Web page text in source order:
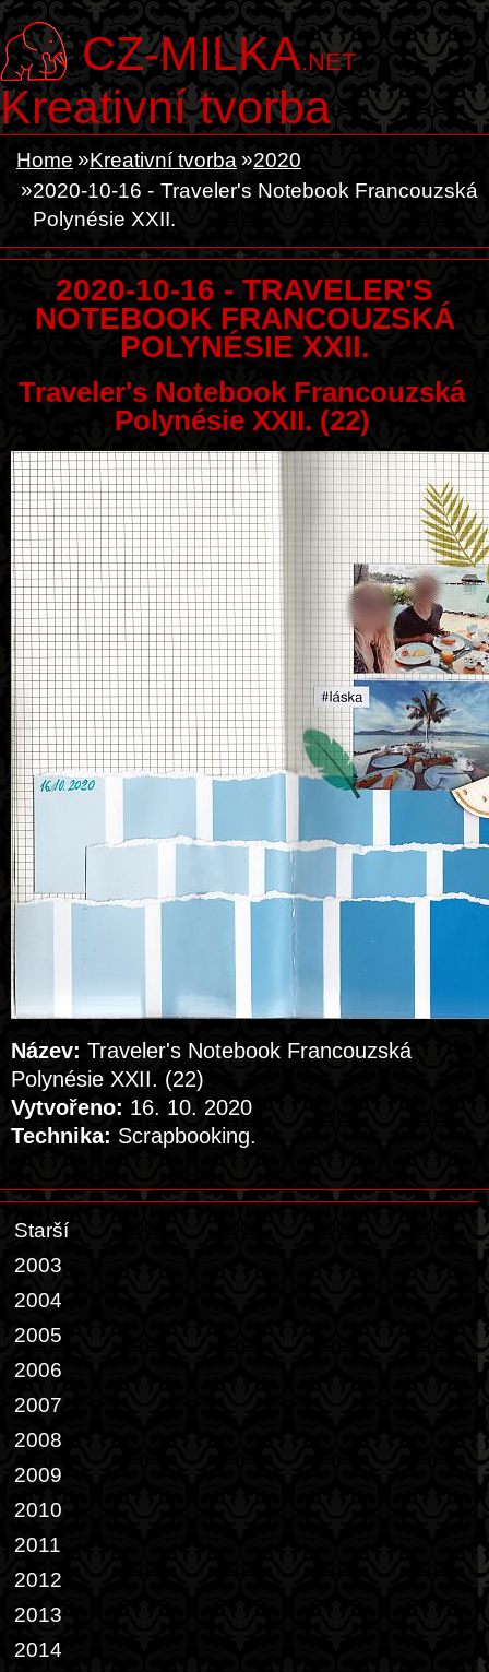
CZ-MILKA.NET
Kreativní tvorba
Home Kreativní tvorba
2020
2020-10-16 - Traveler's Notebook Francouzská
Polynésie XXII.
2020-10-16 - TRAVELER'S
NOTEBOOK FRANCOUZSKÁ
POLYNÉSIE XXII.
Traveler's Notebook Francouzská
Polynésie XXII. (22)
Název: Traveler's Notebook Francouzská
Polynésie XXII. (22)
Vytvořeno: 16. 10. 2020
Technika: Scrapbooking.
Starší
2003
2004
2005
2006
2007
2008
2009
2010
2011
2012
2013
2014